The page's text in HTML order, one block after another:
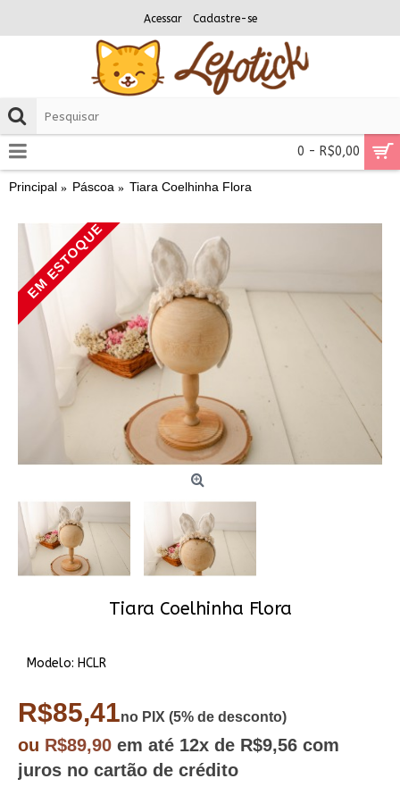
Acessar Cadastre-se
0 - R$0,00
Principal Páscoa Tiara Coelhinha Flora
EM ESTOQUE
Tiara Coelhinha Flora
Modelo: HCLR
R$85,41no PIX (5% de desconto)
ou R$89,90 em até 12x de R$9,56 com
juros no cartão de crédito